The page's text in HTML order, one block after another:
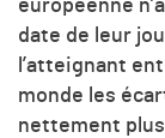
européenne
date de leur
l’atteignant
monde les
nettement